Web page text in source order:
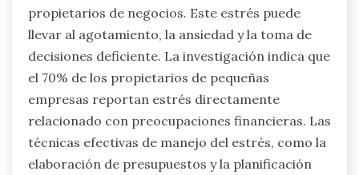
propietarios de negocios. Este estrés puede
llevar al agotamiento, la ansiedad y la toma de
decisiones deficiente. La investigación indica que
el 70% de los propietarios de pequeñas
empresas reportan estrés directamente
relacionado con preocupaciones financieras. Las
técnicas efectivas de manejo del estrés, como la
elaboración de presupuestos y la planificación